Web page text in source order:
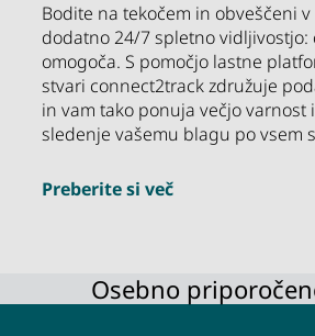
Bodite na tekočem in obveščeni
dodatno 24/7 spletno vidljivostjo:
omogoča. S pomočjo lastne
stvari connect2track združuje
in vam tako ponuja večjo varnost
sledenje vašemu blagu po vsem
Preberite si več
Osebno